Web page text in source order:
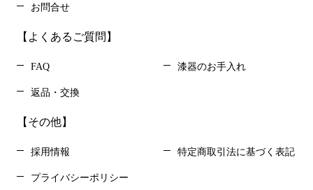
お問合せ
【よくあるご質問】
FAQ 漆器のお手入れ
返品・交換
【その他】
採用情報 特定商取引法に基づく表記
プライバシーポリシー